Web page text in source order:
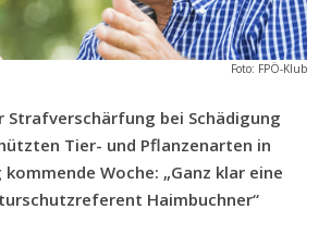
Foto: FPÖ-Klub
Strafverschärfung bei Schädigung
Tier- und Pflanzenarten in
Woche: „Ganz klar eine
Haimbuchner“